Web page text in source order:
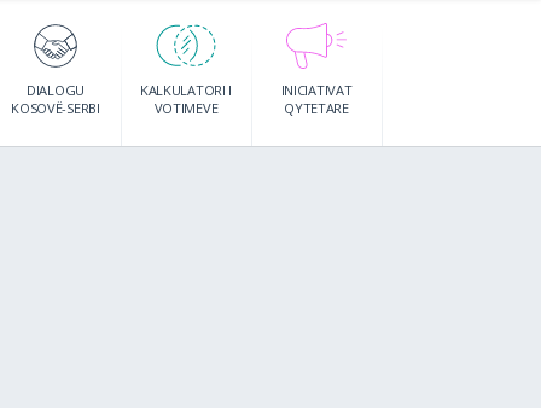
DIALOGU
KOSOVË-SERBI
KALKULATORI I
VOTIMEVE
INICIATIVAT
QYTETARE